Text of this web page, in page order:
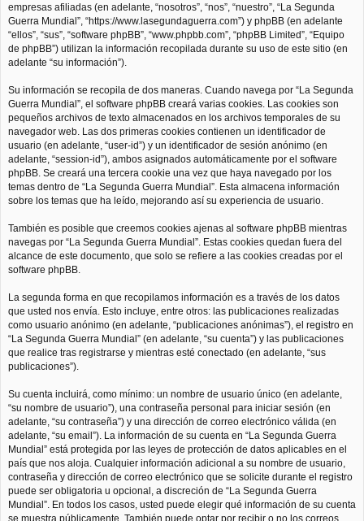
empresas afiliadas (en adelante, “nosotros”, “nos”, “nuestro”, “La Segunda
Guerra Mundial”, “https://www.lasegundaguerra.com”) y phpBB (en adelante
“ellos”, “sus”, “software phpBB”, “www.phpbb.com”, “phpBB Limited”, “Equipo
de phpBB”) utilizan la información recopilada durante su uso de este sitio (en
adelante “su información”).
Su información se recopila de dos maneras. Cuando navega por “La Segunda
Guerra Mundial”, el software phpBB creará varias cookies. Las cookies son
pequeños archivos de texto almacenados en los archivos temporales de su
navegador web. Las dos primeras cookies contienen un identificador de
usuario (en adelante, “user-id”) y un identificador de sesión anónimo (en
adelante, “session-id”), ambos asignados automáticamente por el software
phpBB. Se creará una tercera cookie una vez que haya navegado por los
temas dentro de “La Segunda Guerra Mundial”. Esta almacena información
sobre los temas que ha leído, mejorando así su experiencia de usuario.
También es posible que creemos cookies ajenas al software phpBB mientras
navegas por “La Segunda Guerra Mundial”. Estas cookies quedan fuera del
alcance de este documento, que solo se refiere a las cookies creadas por el
software phpBB.
La segunda forma en que recopilamos información es a través de los datos
que usted nos envía. Esto incluye, entre otros: las publicaciones realizadas
como usuario anónimo (en adelante, “publicaciones anónimas”), el registro en
“La Segunda Guerra Mundial” (en adelante, “su cuenta”) y las publicaciones
que realice tras registrarse y mientras esté conectado (en adelante, “sus
publicaciones”).
Su cuenta incluirá, como mínimo: un nombre de usuario único (en adelante,
“su nombre de usuario”), una contraseña personal para iniciar sesión (en
adelante, “su contraseña”) y una dirección de correo electrónico válida (en
adelante, “su email”). La información de su cuenta en “La Segunda Guerra
Mundial” está protegida por las leyes de protección de datos aplicables en el
país que nos aloja. Cualquier información adicional a su nombre de usuario,
contraseña y dirección de correo electrónico que se solicite durante el registro
puede ser obligatoria u opcional, a discreción de “La Segunda Guerra
Mundial”. En todos los casos, usted puede elegir qué información de su cuenta
se muestra públicamente. También puede optar por recibir o no los correos